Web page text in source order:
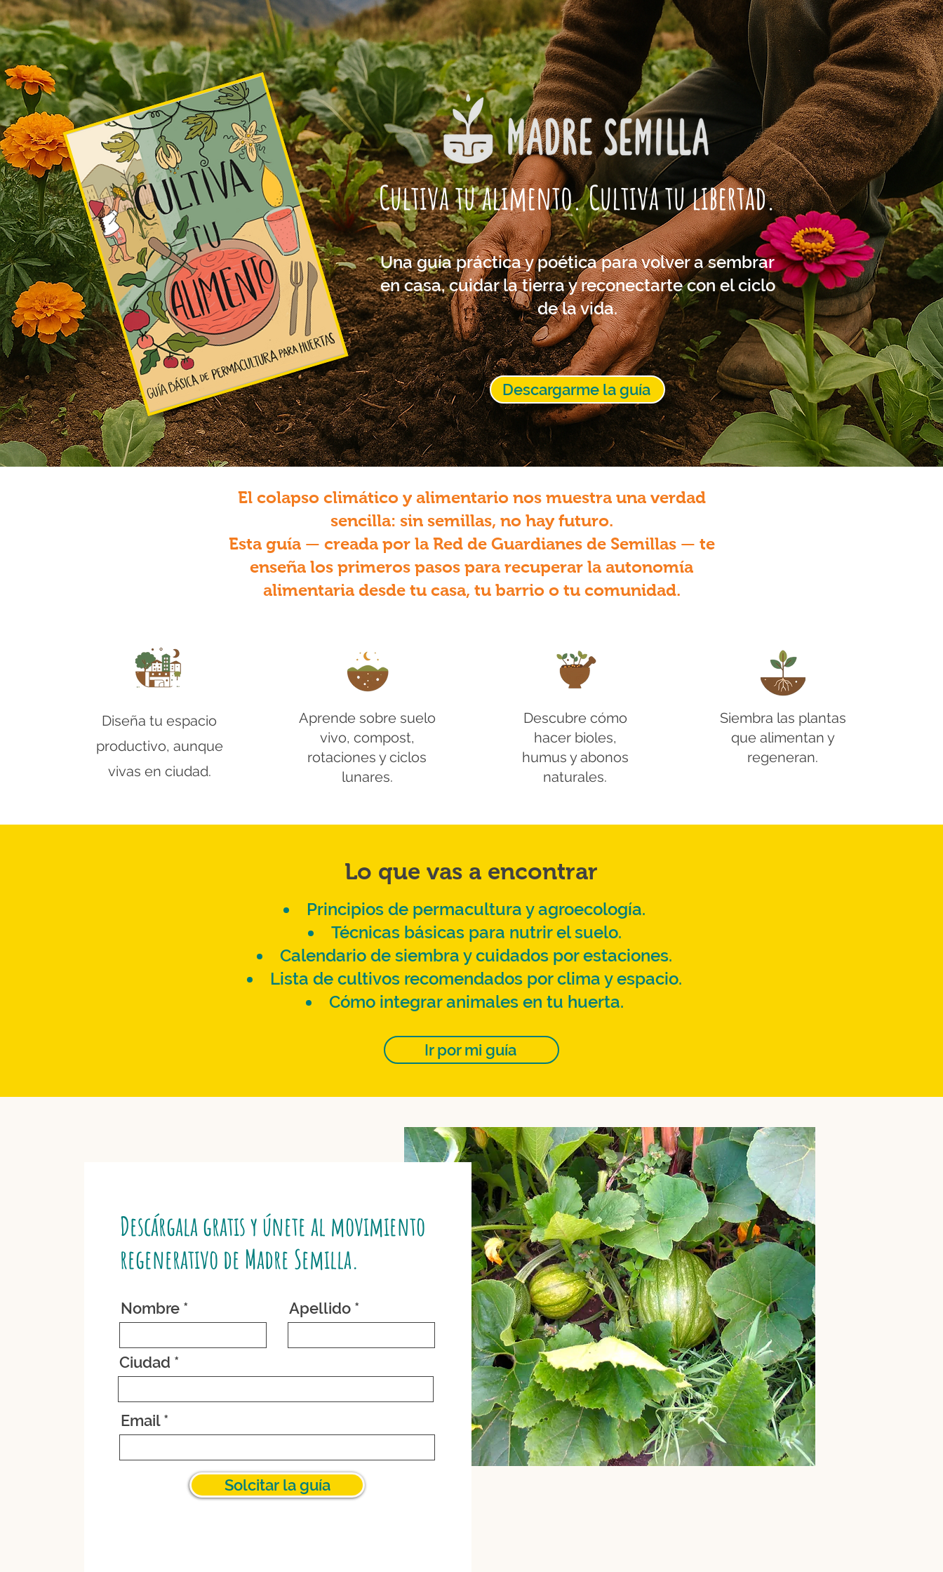
Cultiva tu alimento. Cultiva tu libertad.
Una guía práctica y poética para volver a sembrar
en casa, cuidar la tierra y reconectarte con el ciclo
de la vida.
Descargarme la guía
El colapso climático y alimentario nos muestra una verdad
sencilla: sin semillas, no hay futuro.
Esta guía — creada por la Red de Guardianes de Semillas — te
enseña los primeros pasos para recuperar la autonomía
alimentaria desde tu casa, tu barrio o tu comunidad.
Diseña tu espacio
productivo, aunque
vivas en ciudad.
Aprende sobre suelo
vivo, compost,
rotaciones y ciclos
lunares.
Descubre cómo
hacer bioles,
humus y abonos
naturales.
Siembra las plantas
que alimentan y
regeneran.
Lo que vas a encontrar
Principios de permacultura y agroecología.
Técnicas básicas para nutrir el suelo.
Calendario de siembra y cuidados por estaciones.
Lista de cultivos recomendados por clima y espacio.
Cómo integrar animales en tu huerta.
Ir por mi guía
Descárgala gratis y únete al movimiento
regenerativo de Madre Semilla.
Nombre Apellido
Ciudad
Email
Solcitar la guía